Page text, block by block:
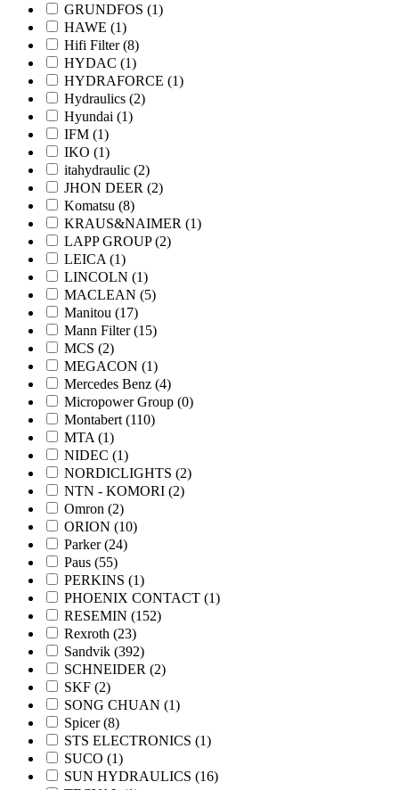
GRUNDFOS (1)
HAWE (1)
Hifi Filter(8)
HYDAC (1)
HYDRAFORCE (1)
Hydraulics (2)
Hyundai (1)
IFM (1)
IKO (1)
itahydraulic (2)
JHON DEER (2)
Komatsu (8)
KRAUS&NAIMER (1)
LAPP GROUP(2)
LEICA (1)
LINCOLN (1)
MACLEAN (5)
Manitou (17)
Mann Filter(15)
MCS (2)
MEGACON (1)
Mercedes Benz (4)
Micropower Group (0)
Montabert (110)
MTA (1)
NIDEC (1)
NORDICLIGHTS (2)
NTN - KOMORI (2)
Omron (2)
ORION (10)
Parker(24)
Paus (55)
PERKINS (1)
PHOENIX CONTACT (1)
RESEMIN (152)
Rexroth (23)
Sandvik (392)
SCHNEIDER (2)
SKF (2)
SONG CHUAN (1)
Spicer(8)
STS ELECTRONICS (1)
SUCO (1)
SUN HYDRAULICS (16)